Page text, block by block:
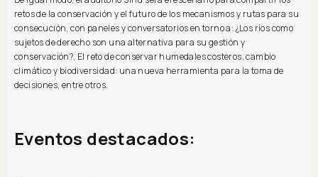
retos de la conservación y el futuro de los mecanismos y rutas para su
consecución, con paneles y conversatorios en torno a: ¿Los ríos como
sujetos de derecho son una alternativa para su gestión y
conservación?, El reto de conservar humedales costeros, cambio
climático y biodiversidad: una nueva herramienta para la toma de
decisiones, entre otros.
Eventos destacados: